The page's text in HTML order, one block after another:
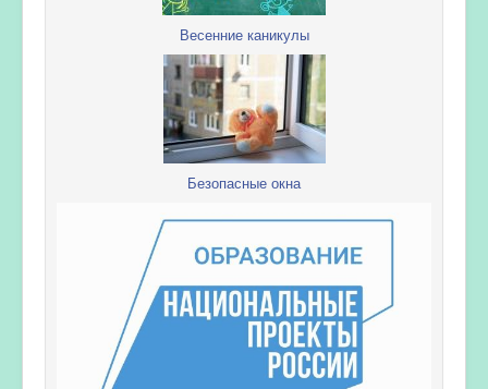
Весенние каникулы
Безопасные окна